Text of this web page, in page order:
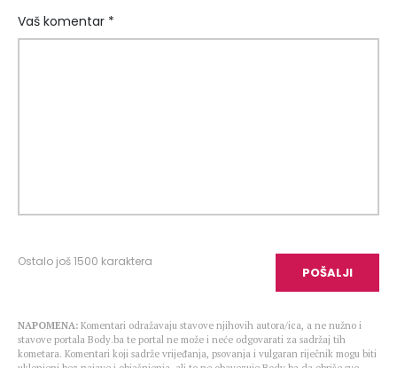
Vaš komentar *
Ostalo još1500 karaktera
POŠALJI
NAPOMENA: Komentari odražavaju stavove njihovih autora/ica, a ne nužno i
stavove portala Body.ba te portal ne može i neće odgovarati za sadržaj tih
kometara. Komentari koji sadrže vrijeđanja, psovanja i vulgaran riječnik mogu biti